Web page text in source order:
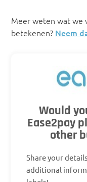
Meer weten wat we
betekenen? Neem
Would
Ease2pay
other
Share your
additional